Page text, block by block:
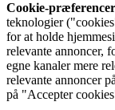
Cookie-præferencer
teknologier
for at holde
relevante annoncer,
egne kanaler mere
relevante annoncer
på "Accepter